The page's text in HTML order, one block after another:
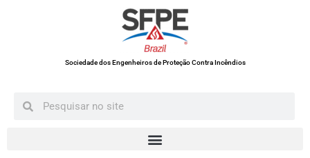
Sociedade dos Engenheiros de Proteção Contra Incêndios